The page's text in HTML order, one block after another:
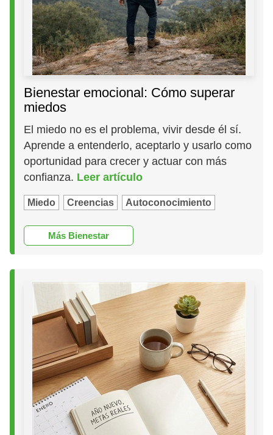
Bienestar emocional: Cómo superar
miedos
El miedo no es el problema, vivir desde él sí.
Aprende a entenderlo, aceptarlo y usarlo como
oportunidad para crecer y actuar con más
confianza. Leer artículo
Miedo Creencias Autoconocimiento
Más Bienestar